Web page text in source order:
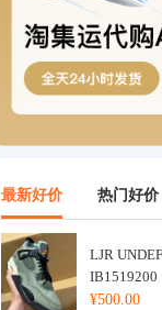
最新好价 热门好价
LJR
IB1519200
¥500.00